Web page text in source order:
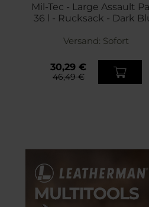
Mil-Tec - Large Assault
36 l - Rucksack - Dark
Versand: Sofort
30,29 €
46,49 €